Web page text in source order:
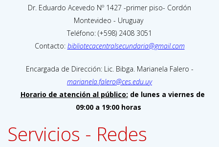
Dr. Eduardo Acevedo Nº 1427 -primer piso- Cordón
Montevideo - Uruguay
Teléfono: (+598) 2408 3051
Contacto: bibliotecacentralsecundaria@gmail.com
Encargada de Dirección: Lic. Bibga. Marianela Falero -
marianela.falero@ces.edu.uy
Horario de atención al público: de lunes a viernes de
09:00 a 19:00 horas
Servicios - Redes